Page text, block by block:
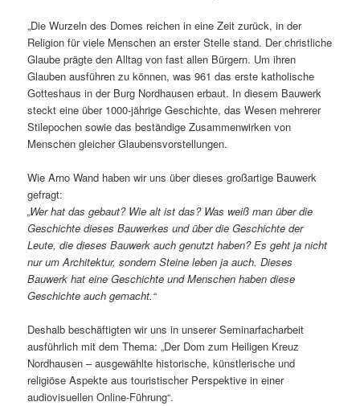
„Die Wurzeln des Domes reichen in eine Zeit zurück, in der
Religion für viele Menschen an erster Stelle stand. Der christliche
Glaube prägte den Alltag von fast allen Bürgern. Um ihren
Glauben ausführen zu können, was 961 das erste katholische
Gotteshaus in der Burg Nordhausen erbaut. In diesem Bauwerk
steckt eine über 1000-jährige Geschichte, das Wesen mehrerer
Stilepochen sowie das beständige Zusammenwirken von
Menschen gleicher Glaubensvorstellungen.
Wie Arno Wand haben wir uns über dieses großartige Bauwerk
gefragt:
„Wer hat das gebaut? Wie alt ist das? Was weiß man über die
Geschichte dieses Bauwerkes und über die Geschichte der
Leute, die dieses Bauwerk auch genutzt haben? Es geht ja nicht
nur um Architektur, sondern Steine leben ja auch. Dieses
Bauwerk hat eine Geschichte und Menschen haben diese
Geschichte auch gemacht.“
Deshalb beschäftigten wir uns in unserer Seminarfacharbeit
ausführlich mit dem Thema: „Der Dom zum Heiligen Kreuz
Nordhausen – ausgewählte historische, künstlerische und
religiöse Aspekte aus touristischer Perspektive in einer
audiovisuellen Online-Führung“.